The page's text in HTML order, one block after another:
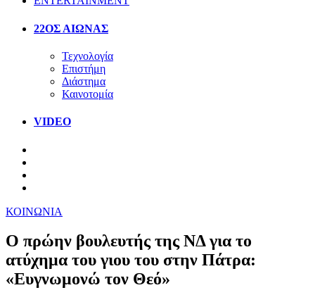
22ΟΣ ΑΙΩΝΑΣ
Τεχνολογία
Επιστήμη
Διάστημα
Καινοτομία
VIDEO
ΚΟΙΝΩΝΙΑ
O πρώην βουλευτής της ΝΔ για το
ατύχημα του γιου του στην Πάτρα:
«Ευγνωμονώ τον Θεό»